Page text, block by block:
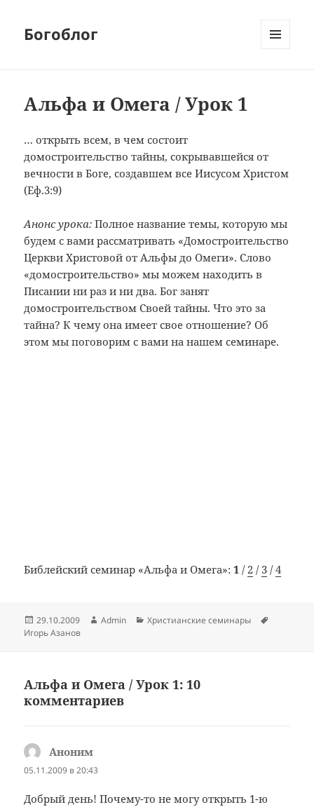
Богоблог
Альфа и Омега / Урок 1
… открыть всем, в чем состоит
домостроительство тайны, сокрывавшейся от
вечности в Боге, создавшем все Иисусом Христом
(Еф.3:9)
Анонс урока: Полное название темы, которую мы
будем с вами рассматривать «Домостроительство
Церкви Христовой от Альфы до Омеги». Слово
«домостроительство» мы можем находить в
Писании ни раз и ни два. Бог занят
домостроительством Своей тайны. Что это за
тайна? К чему она имеет свое отношение? Об
этом мы поговорим с вами на нашем семинаре.
Библейский семинар «Альфа и Омега»:1 /2 / 3 /4
Опубликовано
29.10.2009 Автор
Admin Рубрики
Христианские семинары
Игорь Азанов
Альфа и Омега / Урок 1: 10
комментариев
Аноним
05.11.2009 в 20:43
Добрый день! Почему-то не могу открыть 1-ю